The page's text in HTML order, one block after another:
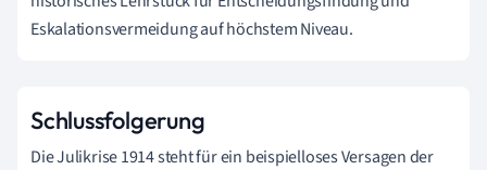
Eskalationsvermeidung auf höchstem Niveau.
Schlussfolgerung
Die Julikrise 1914 steht für ein beispielloses Versagen der